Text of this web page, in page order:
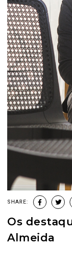
SHARE:
Os
Almeida